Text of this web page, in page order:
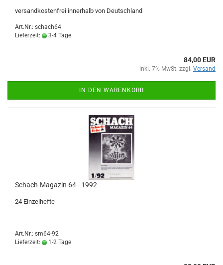
versandkostenfrei innerhalb von Deutschland
Art.Nr.: schach64
Lieferzeit:
3-4 Tage
84,00 EUR
inkl. 7% MwSt. zzgl. Versand
IN DEN WARENKORB
Schach-Magazin 64 - 1992
24 Einzelhefte
Art.Nr.: sm64-92
Lieferzeit:
1-2 Tage